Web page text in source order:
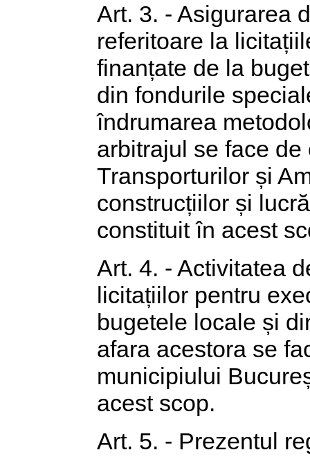
Art. 3. - Asigurarea
referitoare la
finanțate de la
din fondurile
îndrumarea
arbitrajul se face
Transporturilor și
construcțiilor și
constituit în acest
Art. 4. - Activitatea
licitațiilor pentru
bugetele locale și
afara acestora se
municipiului
acest scop.
Art. 5. - Prezentul